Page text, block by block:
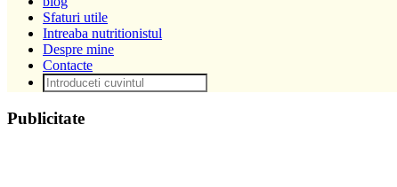
Sfaturi utile
Intreaba nutritionistul
Despre mine
Contacte
Publicitate